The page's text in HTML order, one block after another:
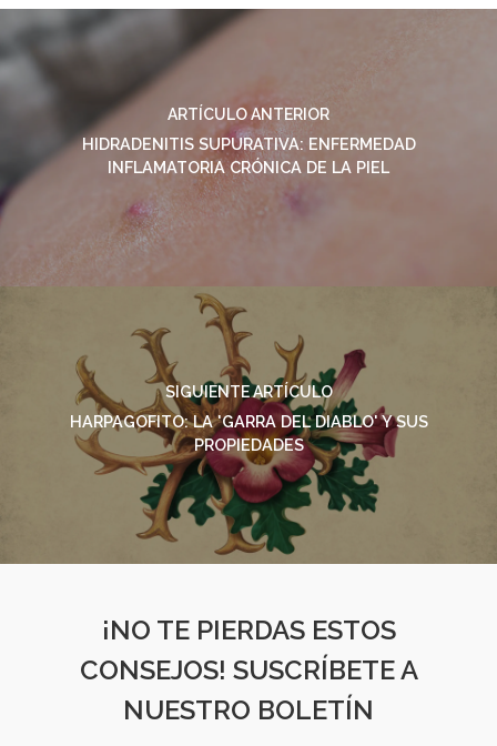
ARTÍCULO ANTERIOR
HIDRADENITIS SUPURATIVA: ENFERMEDAD
INFLAMATORIA CRÓNICA DE LA PIEL
SIGUIENTE ARTÍCULO
HARPAGOFITO: LA 'GARRA DEL DIABLO' Y SUS
PROPIEDADES
¡NO TE PIERDAS ESTOS
CONSEJOS! SUSCRÍBETE A
NUESTRO BOLETÍN